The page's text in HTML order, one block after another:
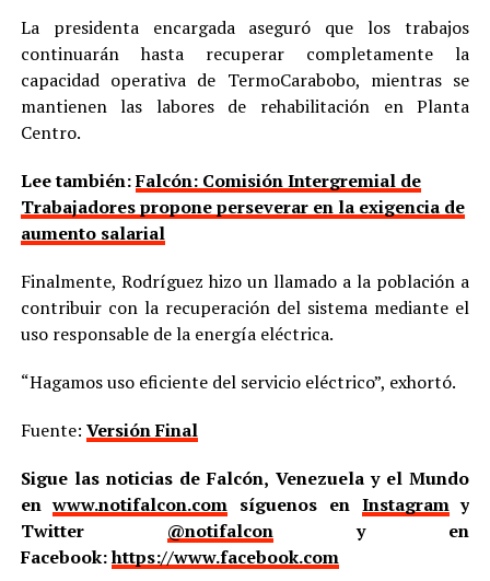
La presidenta encargada aseguró que los trabajos
continuarán hasta recuperar completamente la
capacidad operativa de TermoCarabobo, mientras se
mantienen las labores de rehabilitación en Planta
Centro.
Lee también:Falcón: Comisión Intergremial de
Trabajadores propone perseverar en la exigencia de
aumento salarial
Finalmente, Rodríguez hizo un llamado a la población a
contribuir con la recuperación del sistema mediante el
uso responsable de la energía eléctrica.
“Hagamos uso eficiente del servicio eléctrico”, exhortó.
Fuente: Versión Final
Sigue las noticias de Falcón, Venezuela y el Mundo
enwww.notifalcon.com síguenos en Instagramy
Twitter @notifalcony en
Facebook:https://www.facebook.com